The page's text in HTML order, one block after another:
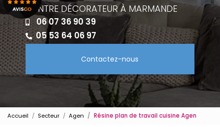
PEINTRE DÉCORATEUR À MARMANDE
06 07 36 90 39
05 53 64 06 97
Contactez-nous
Voir le certificat
Accueil Secteur Agen Résine plan de travail cuisine Agen